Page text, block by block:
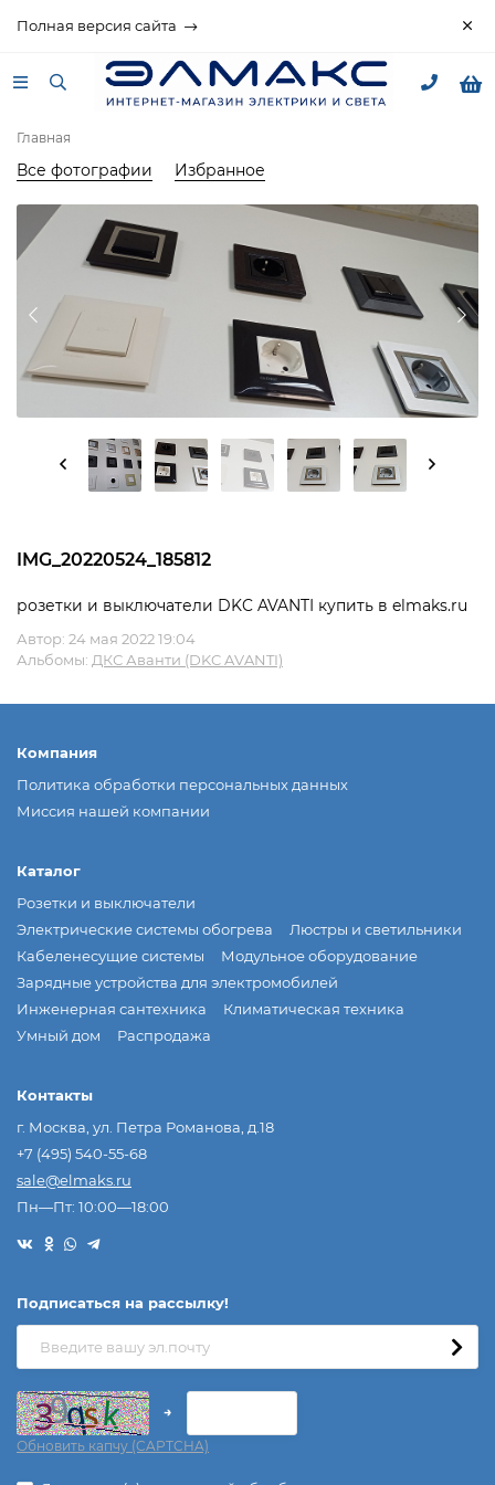
Полная версия сайта
Главная
Все фотографии Избранное
IMG_20220524_185812
розетки и выключатели DKC AVANTI купить в elmaks.ru
Автор: 24 мая 2022 19:04
Альбомы: ДКС Аванти (DKC AVANTI)
Компания
Политика обработки персональных данных
Миссия нашей компании
Каталог
Розетки и выключатели
Электрические системы обогрева
Люстры и светильники
Кабеленесущие системы
Модульное оборудование
Зарядные устройства для электромобилей
Инженерная сантехника
Климатическая техника
Умный дом
Распродажа
Контакты
г. Москва, ул. Петра Романова, д.18
+7 (495) 540-55-68
sale@elmaks.ru
Пн—Пт: 10:00—18:00
Подписаться на рассылкy!
→
Обновить капчу (CAPTCHA)